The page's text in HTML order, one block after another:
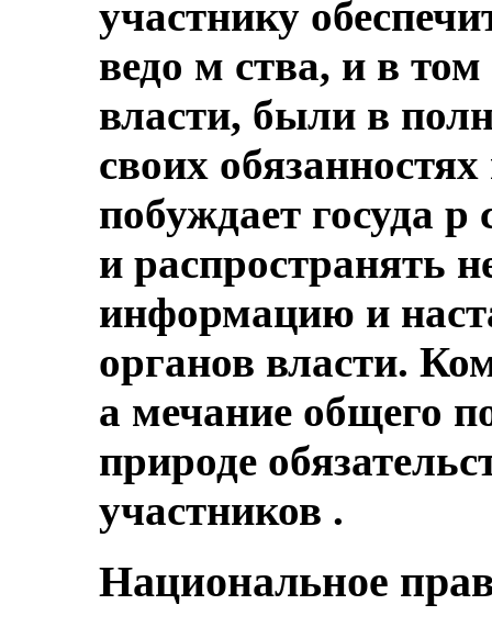
участнику
ведо м ства, и в
власти, были в
своих
побуждает госуда
и распространять
информацию и
органов власти.
а мечание общего
природе
участников .
Национальное